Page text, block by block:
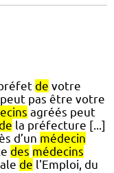
de votre
pas être votre
agréés peut
la préfecture [...]
d’un médecin
des médecins
de l'Emploi, du